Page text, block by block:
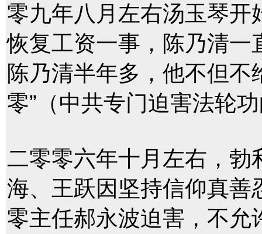
零九年八月左右汤玉琴
恢复工资一事，陈乃清
陈乃清半年多，他不但不
零”（中共专门迫害法轮
二零零六年十月左右，
海、王跃因坚持信仰真
零主任郝永波迫害，不